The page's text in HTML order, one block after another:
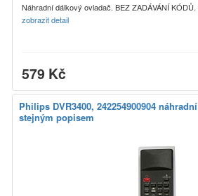
Náhradní dálkový ovladač. BEZ ZADÁVÁNÍ
zobrazit detail
579 Kč
Philips DVR3400, 242254900904
stejným popisem